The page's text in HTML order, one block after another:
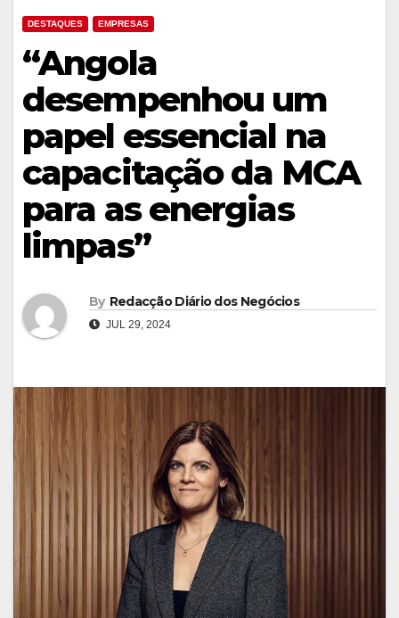
DESTAQUES EMPRESAS
“Angola
desempenhou um
papel essencial na
capacitação da MCA
para as energias
limpas”
By Redacção Diário dos Negócios
JUL 29, 2024